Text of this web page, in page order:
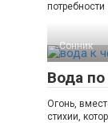
потребности
Сонник
Вода
Огонь,
стихии,